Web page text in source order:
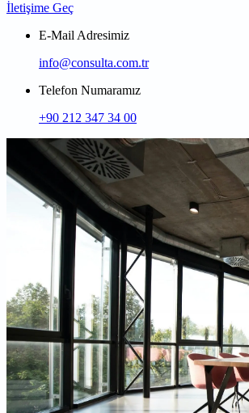
İletişime Geç
E-Mail Adresimiz
info@consulta.com.tr
Telefon Numaramız
+90 212 347 34 00